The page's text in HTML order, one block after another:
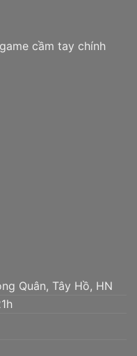
cầm tay chính
Quân, Tây Hồ, HN